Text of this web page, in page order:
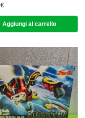
€
Aggiungi al carrello